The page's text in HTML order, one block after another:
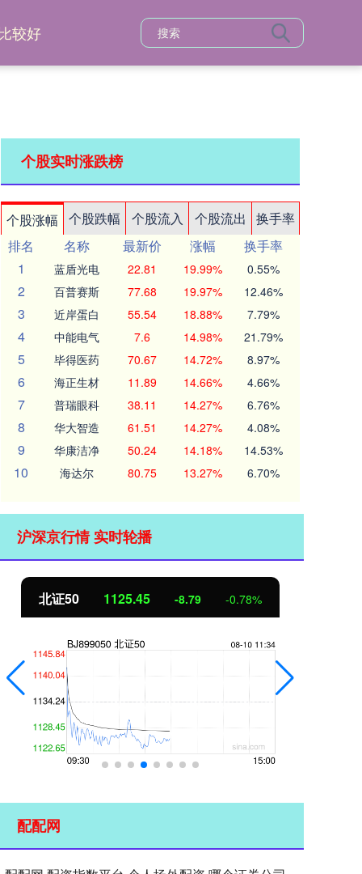
较好
个股实时涨跌榜
个股涨幅 个股跌幅 个股流入 个股流出
换手率
排名
名称 最新价 涨幅
换手率
1
蓝盾光电 22.81 19.99% 0.55%
2 百普赛斯 77.68 19.97% 12.46%
3 近岸蛋白 55.54 18.88% 7.79%
4 中能电气 7.6 14.98% 21.79%
5 毕得医药 70.67 14.72% 8.97%
6 海正生材 11.89 14.66% 4.66%
7 普瑞眼科 38.11 14.27% 6.76%
8 华大智造 61.51 14.27% 4.08%
9 华康洁净 50.24 14.18% 14.53%
10 海达尔 80.75 13.27% 6.70%
沪深京行情 实时轮播
北证50 1125.45 -8.79 -0.78%
配配网